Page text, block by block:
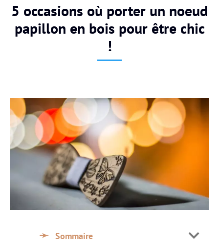
5 occasions où porter un noeud
papillon en bois pour être chic
!
Sommaire